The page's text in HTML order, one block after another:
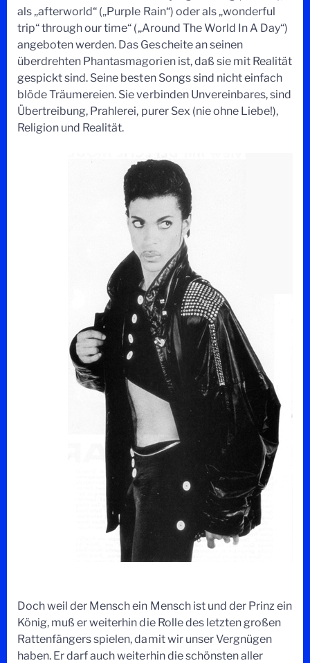
als „afterworld“ („Purple Rain“) oder als „wonderful
trip“ through our time“ („Around The World In A Day“)
angeboten werden. Das Gescheite an seinen
überdrehten Phantasmagorien ist, daß sie mit Realität
gespickt sind. Seine besten Songs sind nicht einfach
blöde Träumereien. Sie verbinden Unvereinbares, sind
Übertreibung, Prahlerei, purer Sex (nie ohne Liebe!),
Religion und Realität.
Doch weil der Mensch ein Mensch ist und der Prinz ein
König, muß er weiterhin die Rolle des letzten großen
Rattenfängers spielen, damit wir unser Vergnügen
haben. Er darf auch weiterhin die schönsten aller